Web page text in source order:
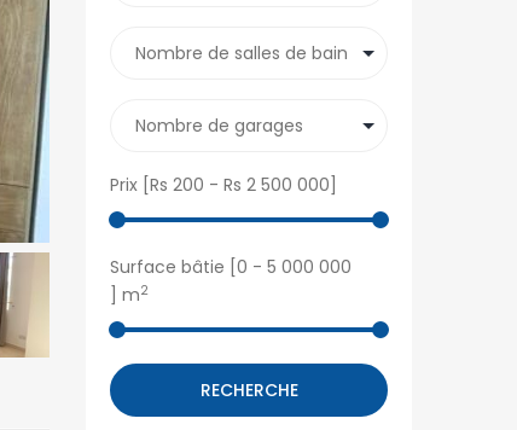
Prix [ Rs 200 - Rs 2 500 000
Surface bâtie [ 0 - 5 000 000
] m2
RECHERCHE